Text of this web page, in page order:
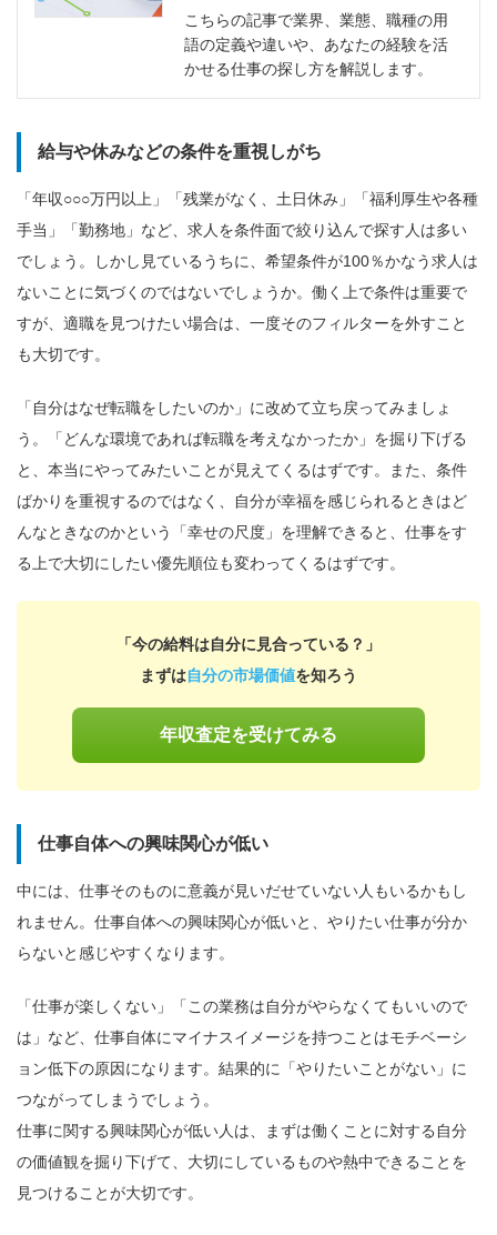
こちらの記事で業界、業態、職種の用
語の定義や違いや、あなたの経験を活
かせる仕事の探し方を解説します。
給与や休みなどの条件を重視しがち
「年収○○○万円以上」「残業がなく、土日休み」「福利厚生や各種
手当」「勤務地」など、求人を条件面で絞り込んで探す人は多い
でしょう。しかし見ているうちに、希望条件が100％かなう求人は
ないことに気づくのではないでしょうか。働く上で条件は重要で
すが、適職を見つけたい場合は、一度そのフィルターを外すこと
も大切です。
「自分はなぜ転職をしたいのか」に改めて立ち戻ってみましょ
う。「どんな環境であれば転職を考えなかったか」を掘り下げる
と、本当にやってみたいことが見えてくるはずです。また、条件
ばかりを重視するのではなく、自分が幸福を感じられるときはど
んなときなのかという「幸せの尺度」を理解できると、仕事をす
る上で大切にしたい優先順位も変わってくるはずです。
「今の給料は自分に見合っている？」
まずは自分の市場価値を知ろう
年収査定を受けてみる
仕事自体への興味関心が低い
中には、仕事そのものに意義が見いだせていない人もいるかもし
れません。仕事自体への興味関心が低いと、やりたい仕事が分か
らないと感じやすくなります。
「仕事が楽しくない」「この業務は自分がやらなくてもいいので
は」など、仕事自体にマイナスイメージを持つことはモチベーシ
ョン低下の原因になります。結果的に「やりたいことがない」に
つながってしまうでしょう。
仕事に関する興味関心が低い人は、まずは働くことに対する自分
の価値観を掘り下げて、大切にしているものや熱中できることを
見つけることが大切です。